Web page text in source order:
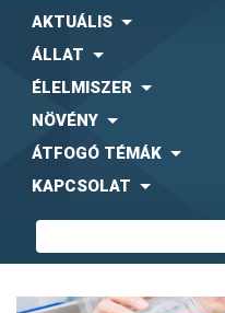
AKTUÁLIS
ÁLLAT
ÉLELMISZER
NÖVÉNY
ÁTFOGÓ TÉMÁK
KAPCSOLAT